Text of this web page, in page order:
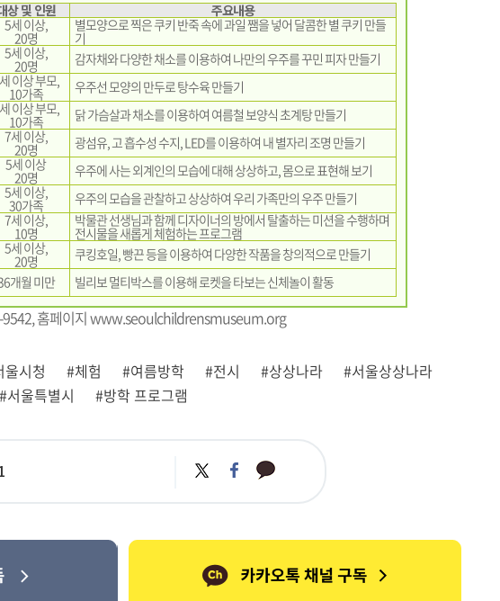
상 및 인원
주요내용
5세 이상,
20명
별모양으로 찍은 쿠키 반죽 속에 과일 쨈을 넣어 달콤한 별 쿠키 만들
기
5세 이상,
20명
감자채와 다양한 채소를 이용하여 나만의 우주를 꾸민 피자 만들기
이상 부모,
10가족
우주선 모양의 만두로 탕수육 만들기
이상 부모,
10가족
닭 가슴살과 채소를 이용하여 여름철 보양식 초계탕 만들기
7세 이상,
20명
광섬유, 고 흡수성 수지, LED를 이용하여 내 별자리 조명 만들기
5세 이상
20명
우주에 사는 외계인의 모습에 대해 상상하고, 몸으로 표현해 보기
5세 이상,
30가족
우주의 모습을 관찰하고 상상하여 우리 가족만의 우주 만들기
7세 이상,
10명
박물관 선생님과 함께 디자이너의 방에서 탈출하는 미션을 수행하며
전시물을 새롭게 체험하는 프로그램
5세 이상,
20명
쿠킹호일, 빵끈 등을 이용하여 다양한 작품을 창의적으로 만들기
개월 미만 빌리보 멀티박스를 이용해 로켓을 타보는 신체놀이 활동
홈페이지www.seoulchildrensmuseum.org
울시청 #체험 #여름방학 #전시 #상상나라
#서울상상나라
#서울특별시 #방학 프로그램
트
위
페
이
카
카